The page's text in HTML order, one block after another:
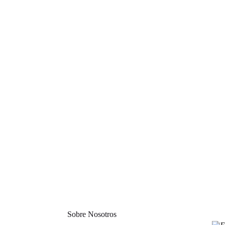
Sobre Nosotros